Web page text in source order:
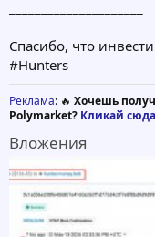
Спасибо, что
#Hunters
Реклама: 🔥 Хочешь
Polymarket? Кликай
Вложения